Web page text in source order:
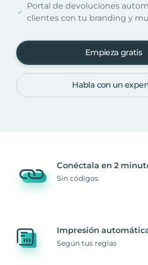
Portal de devoluciones
clientes con tu branding y
Empieza gratis
Habla con un
Conéctala en 2
Sin códigos
Impresión
Según tus reglas